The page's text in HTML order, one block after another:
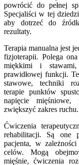
powrócić do pełnej
Specjaliści w tej
aby dotrzeć do
rezultaty.
Terapia manualna jest
fizjoterapii. Polega
miękkimi i
prawidłowej funkcji.
stawowe, techniki
terapie punktów
napięcie
zwiększyć zakres ruchu.
Ćwiczenia
rehabilitacji. Są one
pacjenta, w
celów. Mogą
mięśnie, ćwiczenia